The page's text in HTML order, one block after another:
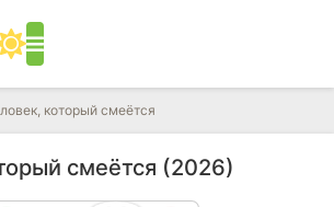
который смеётся
смеётся (2026)